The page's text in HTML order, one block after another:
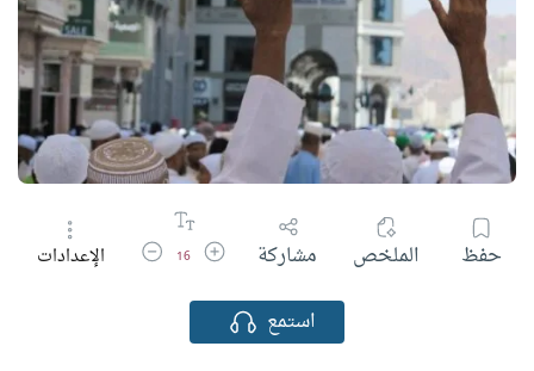
حفظ الملخص مشاركة زيادة حجم الخط
16 تقليل حجم الخط
الإعدادات
استمع